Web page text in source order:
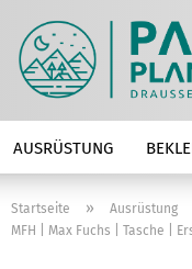
AUSRÜSTUNG
Startseite » Ausrüstung
MFH | Max Fuchs | Tasche |